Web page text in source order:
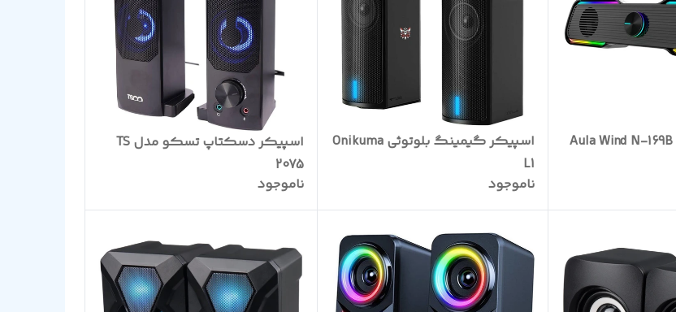
اسپیکر گیمینگ بلوتوثی Onikuma
L1
ناموجود
اسپیکر دسکتاپ تسکو مدل TS
2075
ناموجود